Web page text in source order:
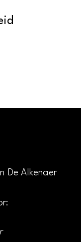
De Alkenaer